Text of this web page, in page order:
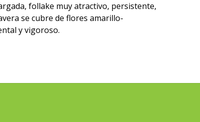
follake muy atractivo, persistente,
se cubre de flores amarillo-
y vigoroso.